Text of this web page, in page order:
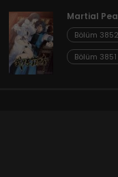
Martial
Bölüm 3852
Bölüm 3851